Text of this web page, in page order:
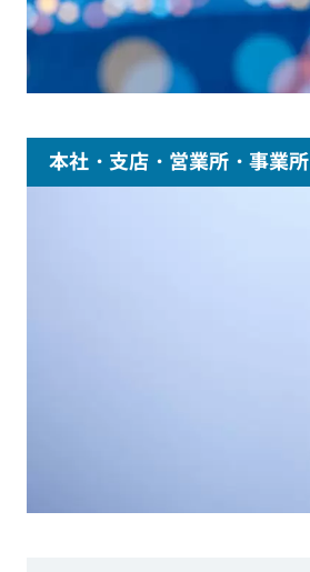
本社・支店・営業所・事業所